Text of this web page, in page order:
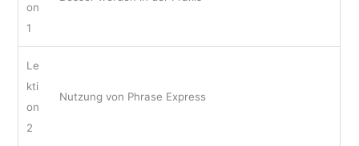
on
1
Le
kti
on
2
Nutzung von Phrase Express